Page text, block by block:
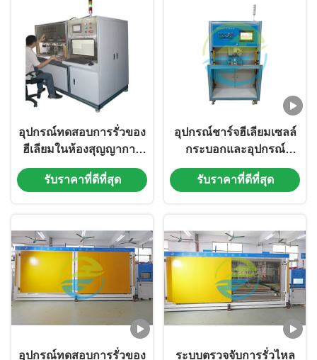
อุปกรณ์ทดสอบการรั่วของ
ฮีเลียมในห้องสุญญากาศ
สำหรับรีเลย์ไฟฟ้าในยาน
ยนต์ 1.0 × 10-9Pa.m3 /
รับราคาที่ดีที่สุด
อุปกรณ์ชาร์จฮีเลียมเซลล์
กระบอกและอุปกรณ์
ทดสอบการรั่วไหลของ
ฮีเลียมสําหรับรถไฟฟ้า
รับราคาที่ดีที่สุด
อุปกรณ์ทดสอบการรั่วของ
ระบบตรวจจับการรั่วไหล